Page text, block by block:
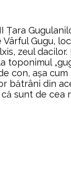
Ţara
Gugu,
zeul
toponimul
con, aşa cum
bătrâni din
sunt de cea